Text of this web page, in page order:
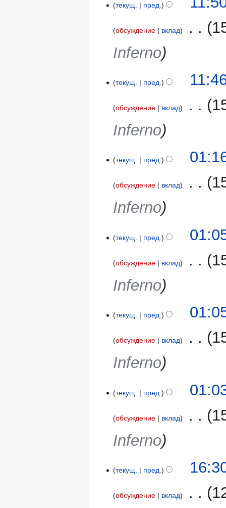
июлятекущ. пред.
обсуждение вклад
Inferno
текущ. пред.
обсуждение вклад
Inferno
текущ. пред.
обсуждение вклад
Inferno
текущ. пред.
обсуждение вклад
Inferno
текущ. пред.
обсуждение вклад
Inferno
текущ. пред.
обсуждение вклад
Inferno
июнятекущ. пред.
обсуждение вклад